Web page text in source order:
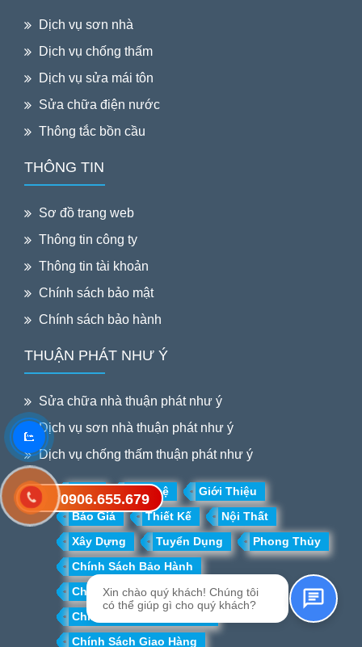
Dịch vụ sơn nhà
Dịch vụ chống thấm
Dịch vụ sửa mái tôn
Sửa chữa điện nước
Thông tắc bồn cầu
THÔNG TIN
Sơ đồ trang web
Thông tin công ty
Thông tin tài khoản
Chính sách bảo mật
Chính sách bảo hành
THUẬN PHÁT NHƯ Ý
Sửa chữa nhà thuận phát như ý
Dịch vụ sơn nhà thuận phát như ý
Dịch vụ chống thấm thuận phát như ý
Liên hệ
Giới Thiệu
Báo Giá
Thiết Kế
Nội Thất
Xây Dựng
Tuyển Dụng
Phong Thủy
Chính Sách Bảo Hành
Chính Sách Bảo Mật
Chính Sách Đổi Trả Hàng
Chính Sách Giao Hàng
0906.655.679 Gửi tin nhắn SMS
Xin chào quý khách! Chúng tôi
có thể giúp gì cho quý khách?